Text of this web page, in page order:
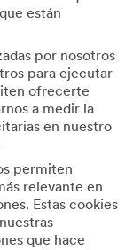
están
por nosotros
para ejecutar
ofrecerte
a medir la
en nuestro
permiten
relevante en
Estas cookies
que hace